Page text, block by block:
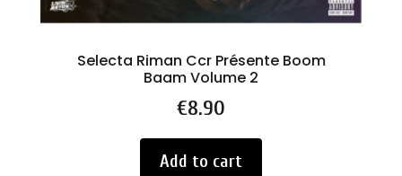
Selecta Riman Ccr Présente Boom
Baam Volume 2
Price
€8.90
Add to cart